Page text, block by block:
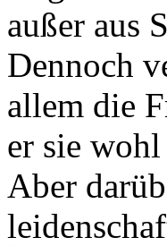
außer aus
Dennoch
allem die
er sie
Aber